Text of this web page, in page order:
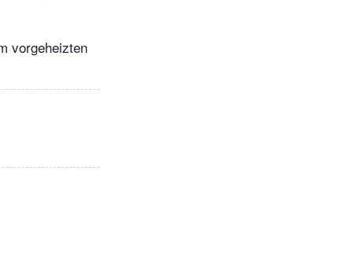
vorgeheizten